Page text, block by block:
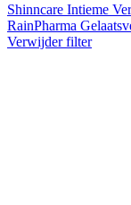
Shinncare Intieme
RainPharma
Verwijder filter